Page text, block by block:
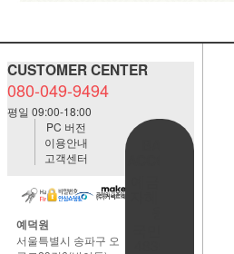
CUSTOMER CENTER
080-049-9494
평일 09:00-18:00
PC 버전
이용안내
고객센터
예덕원
서울특별시 송파구 오